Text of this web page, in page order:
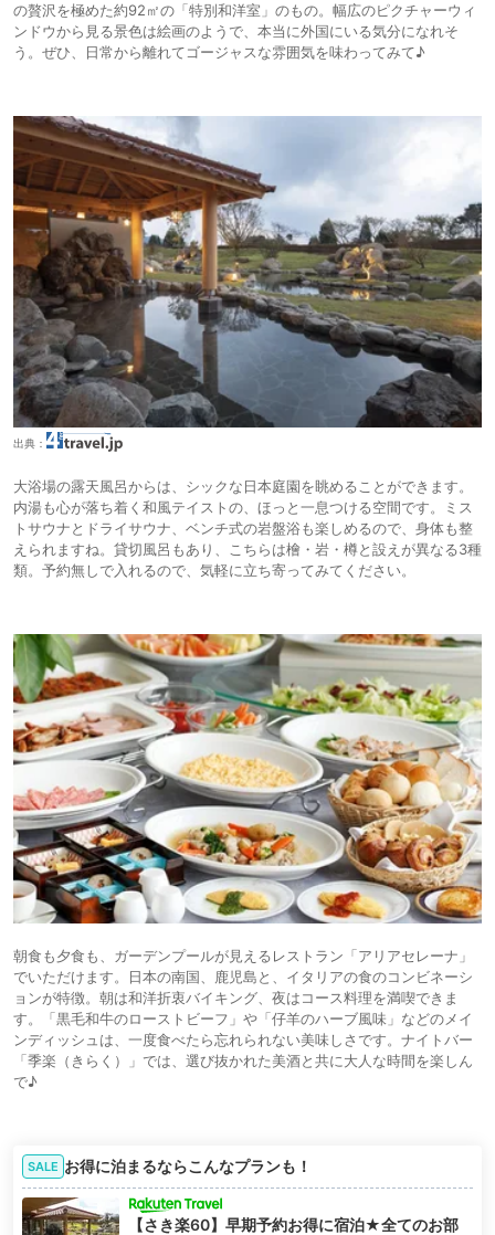
の贅沢を極めた約92㎡の「特別和洋室」のもの。幅広のピクチャーウィ
ンドウから見る景色は絵画のようで、本当に外国にいる気分になれそ
う。ぜひ、日常から離れてゴージャスな雰囲気を味わってみて♪
出典：
大浴場の露天風呂からは、シックな日本庭園を眺めることができます。
内湯も心が落ち着く和風テイストの、ほっと一息つける空間です。ミス
トサウナとドライサウナ、ベンチ式の岩盤浴も楽しめるので、身体も整
えられますね。貸切風呂もあり、こちらは檜・岩・樽と設えが異なる3種
類。予約無しで入れるので、気軽に立ち寄ってみてください。
朝食も夕食も、ガーデンプールが見えるレストラン「アリアセレーナ」
でいただけます。日本の南国、鹿児島と、イタリアの食のコンビネーシ
ョンが特徴。朝は和洋折衷バイキング、夜はコース料理を満喫できま
す。「黒毛和牛のローストビーフ」や「仔羊のハーブ風味」などのメイ
ンディッシュは、一度食べたら忘れられない美味しさです。ナイトバー
「季楽（きらく）」では、選び抜かれた美酒と共に大人な時間を楽しん
で♪
SALE お得に泊まるならこんなプランも！
【さき楽60】早期予約お得に宿泊★全てのお部